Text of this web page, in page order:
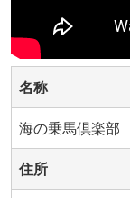
名称
海の乗馬倶楽部
住所